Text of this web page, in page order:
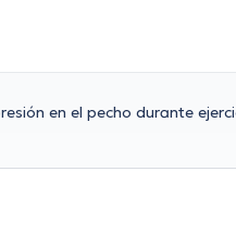
en el pecho durante